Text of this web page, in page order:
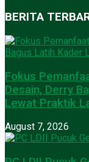
BERITA
Fokus
Desain, Derry
Lewat Praktik
August 7, 2026